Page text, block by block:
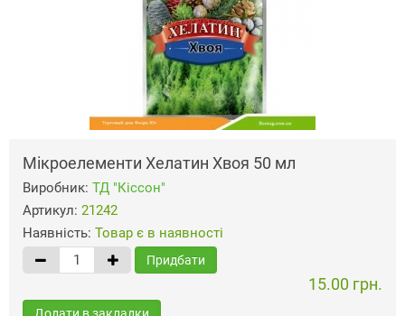
Мікроелементи Хелатин Хвоя 50 мл
Виробник: ТД "Кіссон"
Артикул: 21242
Наявність: Товар є в наявності
Придбати
15.00 грн.